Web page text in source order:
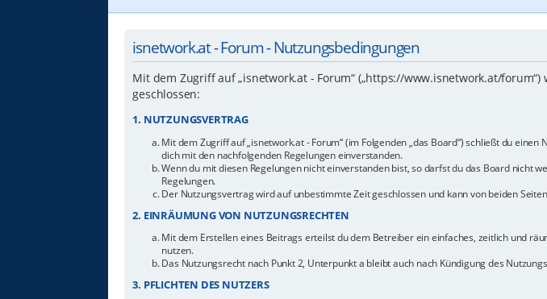
isnetwork.at - Forum - Nutzungsbedingungen
Mit dem Zugriff auf „isnetwork.at - Forum“ („https://www.isnetwork.at/
geschlossen:
1. NUTZUNGSVERTRAG
Mit dem Zugriff auf „isnetwork.at - Forum“ (im Folgenden „das Board“) schließt du
dich mit den nachfolgenden Regelungen einverstanden.
Wenn du mit diesen Regelungen nicht einverstanden bist, so darfst du das Board nicht
Regelungen.
Der Nutzungsvertrag wird auf unbestimmte Zeit geschlossen und kann von beiden
2. EINRÄUMUNG VON NUTZUNGSRECHTEN
Mit dem Erstellen eines Beitrags erteilst du dem Betreiber ein einfaches, zeitlich und
nutzen.
Das Nutzungsrecht nach Punkt 2, Unterpunkt a bleibt auch nach Kündigung des
3. PFLICHTEN DES NUTZERS